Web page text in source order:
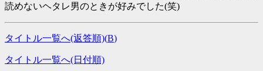
読めないヘタレ男のときが好みでした(笑)
タイトル一覧へ(返答順)(B)
タイトル一覧へ(日付順)